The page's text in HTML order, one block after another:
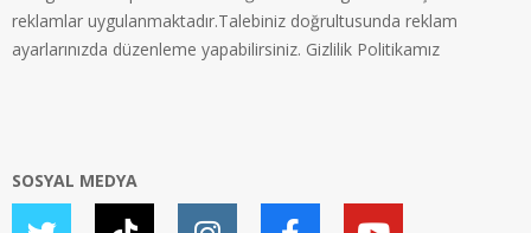
reklamlar uygulanmaktadır.Talebiniz doğrultusunda reklam
ayarlarınızda düzenleme yapabilirsiniz. Gizlilik Politikamız
SOSYAL MEDYA